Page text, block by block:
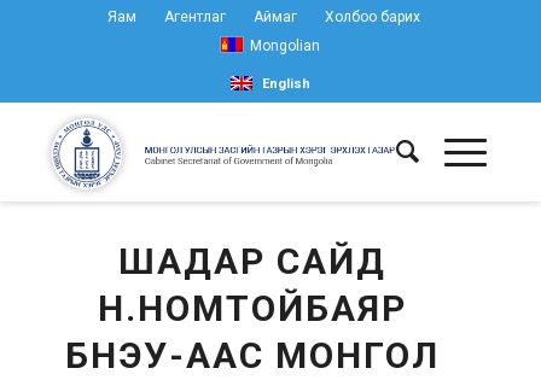
Яам Агентлаг Аймаг
Холбоо барих
Mongolian
English
ШАДАР САЙД
Н.НОМТОЙБАЯР
БНЭУ-ААС МОНГОЛ